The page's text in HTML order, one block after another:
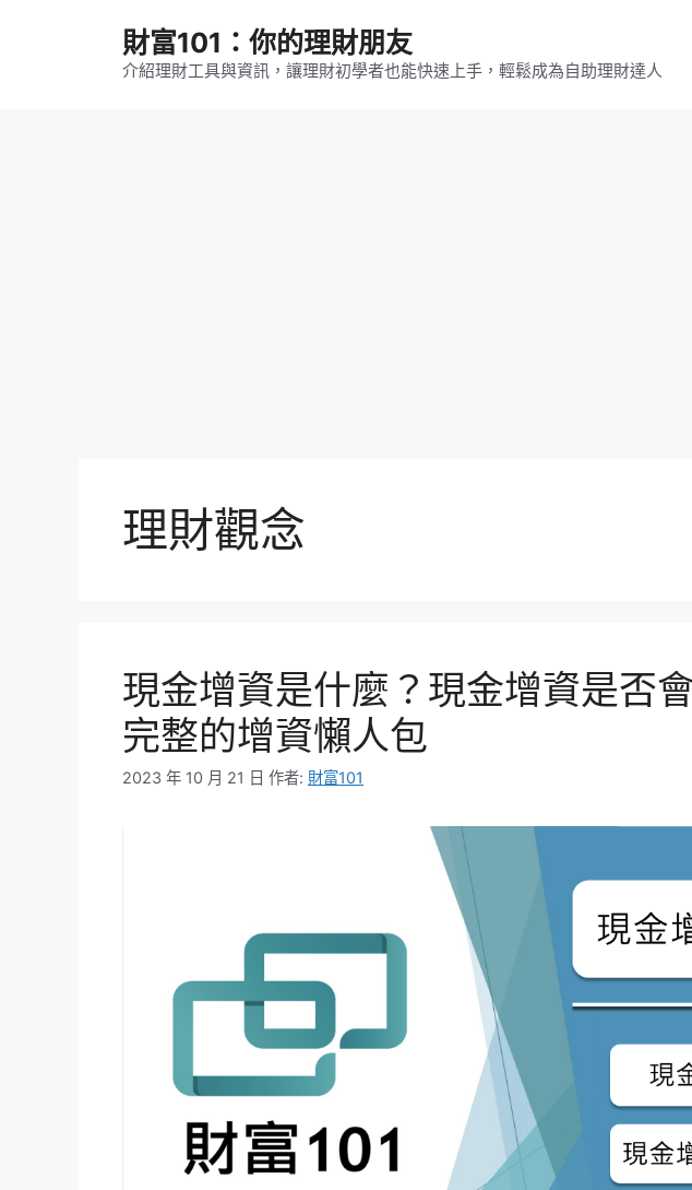
財富101：你的理財朋友
介紹理財工具與資訊，讓理財初學者也能快速上手，輕鬆成為自助理財達人
理財觀念
現金增資是什麼？現金增資是否
完整的增資懶人包
2023 年 10 月 21 日 作者: 財富101